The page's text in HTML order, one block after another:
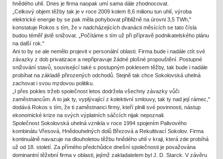
hnědého uhlí. Dnes je firma naopak umí sama dále zhodnocovat.
„Celkový objem těžby tak je v roce 2009 kolem 8,6 milionu tun uhlí, výroba
elektrické energie by se pak měla pohybovat přibližně na úrovni 3,5 TWh,"
konstatuje Rokos s tím, že v nadcházejících dvanácti měsících se tato čísla
budou téměř jistě snižovat. „Počítáme s tím už při přípravě podnikatelského plánu
na další rok."
Ani to by se ale nemělo projevit v personální oblasti. Firma bude i nadále ctít své
závazky z dob privatizace a nepřipravuje žádné plošné propouštění. Postupné
snižování stavů, související také s postupným poklesem těžby, tak bude i nadále
probíhat na základě přirozených odchodů. Stejně tak chce Sokolovská uhelná
zachovat i svou mzdovou politiku.
„I přes pokles tržeb společnost letos dodržela všechny závazky vůči
zaměstnancům. A to jak ty, vyplývající z kolektivní smlouvy, tak ty nad její rámec,"
dodává Rokos s tím, že ti zaměstnanci firmy, kteří plnili své povinnosti, nástup
ekonomické krize na svých výplatních sáčcích nijak nepoznali.
Společnost Sokolovská uhelná vznikla v roce 1994 spojením Palivového
kombinátu Vřesová, Hnědouhelných dolů Březová a Rekultivací Sokolov. Firma
kontinuálně navazuje na dlouholetou těžbu hnědého uhlí v kraji, která zde probíhá
už od 18. století. Za přímého předchůdce dnešní společnosti je považována
dominantní těžební firma v oblasti, jejímž zakladatelem byl J. D. Starck. V závěru